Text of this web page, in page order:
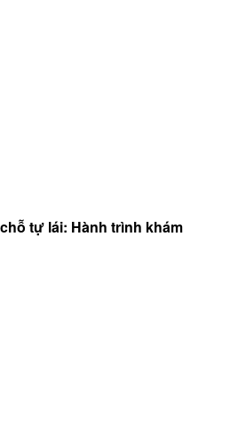
tự lái: Hành trình khám